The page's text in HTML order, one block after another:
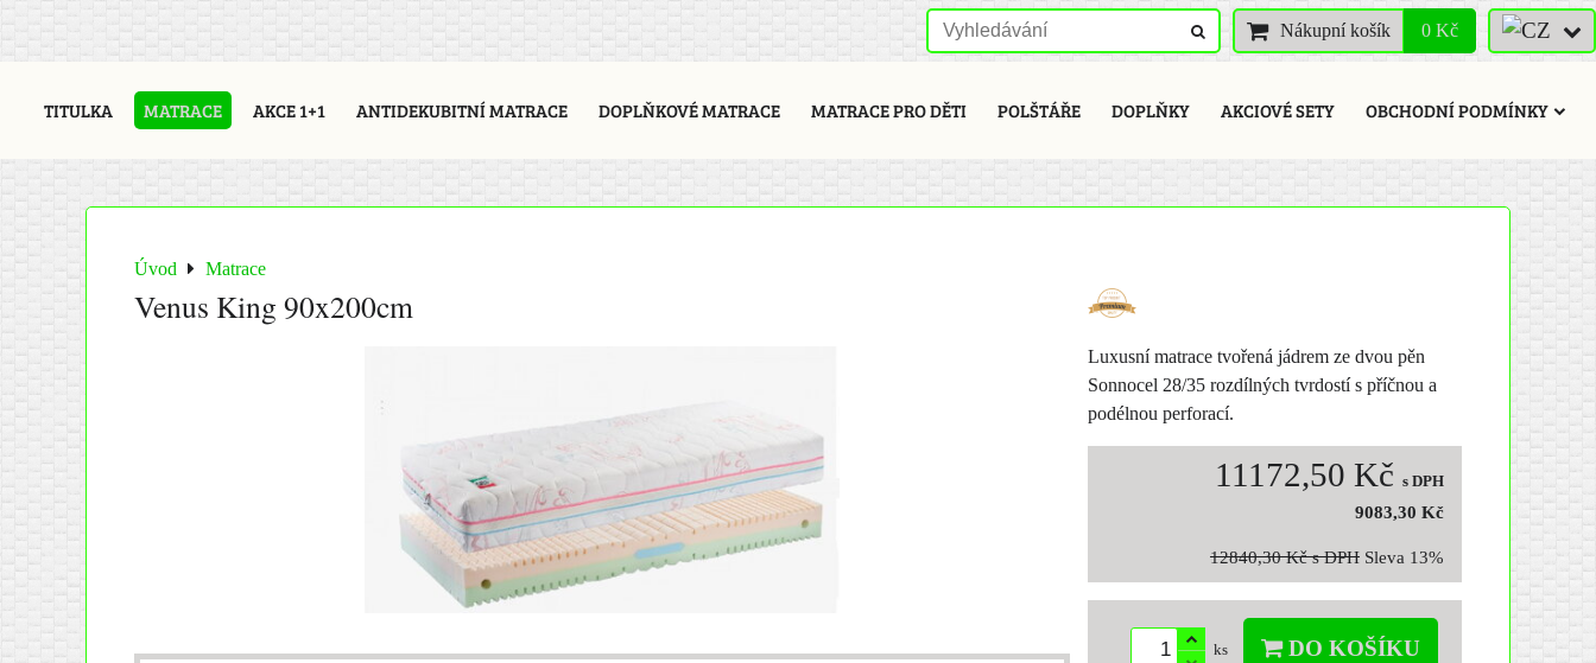
Nákupní košík 0 Kč
TITULKA MATRACE AKCE 1+1 ANTIDEKUBITNÍ MATRACE DOPLŇKOVÉ MATRACE MATRACE PRO DĚTI POLŠTÁŘE DOPLŇKY AKCIOVÉ SETY OBCHODNÍ PODMÍNKY
Úvod Matrace
Venus King 90x200cm
Luxusní matrace tvořená jádrem ze dvou pěn
Sonnocel 28/35 rozdílných tvrdostí s příčnou a
podélnou perforací.
11172,50 Kč s DPH
9083,30 Kč
12840,30 Kč s DPH Sleva 13%
ks DO KOŠÍKU